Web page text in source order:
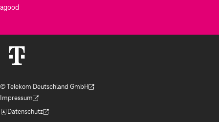
Fußbodenheizungen
agood
© Telekom Deutschland GmbH
(Der Link wird in einem neuen Tab geöffnet)
Impressum
(Der Link wird in einem neuen Tab geöffnet)
Datenschutz
(Der Link wird in einem neuen Tab geöffnet)